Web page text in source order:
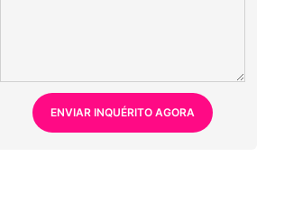
ENVIAR INQUÉRITO AGORA